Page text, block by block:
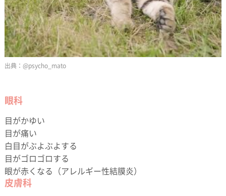
@psycho_mato
眼科
目がかゆい
目が痛い
白目がぶよぶよする
目がゴロゴロする
眼が赤くなる（アレルギー性結膜炎）
皮膚科